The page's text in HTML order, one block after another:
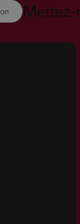
Mettez-